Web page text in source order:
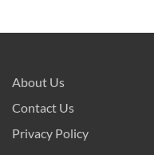
About Us
Contact Us
Privacy Policy